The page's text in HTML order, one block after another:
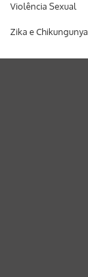
Violência Sexual
Zika e Chikungunya